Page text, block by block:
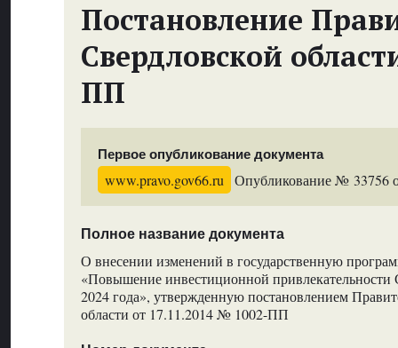
Постановление
Свердловской
ПП
Первое опубликование документа
www.pravo.gov66.ru Опубликование № 33756
Полное название документа
О внесении изменений в государственную
«Повышение инвестиционной привлекательности
2024 года», утвержденную постановлением
области от 17.11.2014 № 1002-ПП